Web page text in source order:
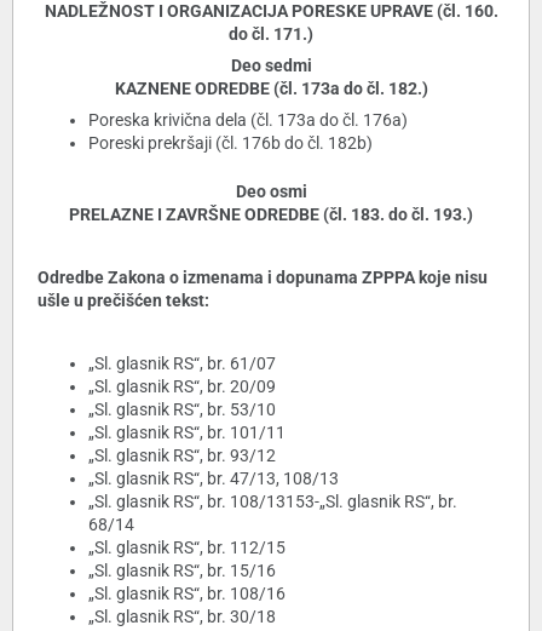
NADLEŽNOST I ORGANIZACIJA PORESKE UPRAVE (čl. 160.
do čl. 171.)
Deo sedmi
KAZNENE ODREDBE (čl. 173a do čl. 182.)
Poreska krivična dela (čl. 173a do čl. 176a)
Poreski prekršaji (čl. 176b do čl. 182b)
Deo osmi
PRELAZNE I ZAVRŠNE ODREDBE (čl. 183. do čl. 193.)
Odredbe Zakona o izmenama i dopunama ZPPPA koje nisu
ušle u prečišćen tekst:
„Sl. glasnik RS“, br. 61/07
„Sl. glasnik RS“, br. 20/09
„Sl. glasnik RS“, br. 53/10
„Sl. glasnik RS“, br. 101/11
„Sl. glasnik RS“, br. 93/12
„Sl. glasnik RS“, br. 47/13, 108/13
„Sl. glasnik RS“, br. 108/13153-„Sl. glasnik RS“, br.
68/14
„Sl. glasnik RS“, br. 112/15
„Sl. glasnik RS“, br. 15/16
„Sl. glasnik RS“, br. 108/16
„Sl. glasnik RS“, br. 30/18